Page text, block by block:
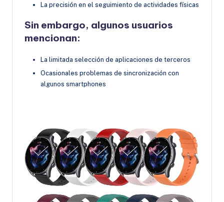
La precisión en el seguimiento de actividades físicas
Sin embargo, algunos usuarios
mencionan:
La limitada selección de aplicaciones de terceros
Ocasionales problemas de sincronización con
algunos smartphones